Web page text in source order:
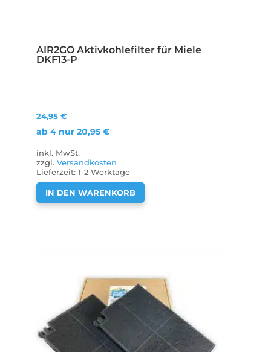
AIR2GO Aktivkohlefilter für Miele
DKF13-P
24,95 €
ab 4 nur 20,95 €
inkl. MwSt.
zzgl. Versandkosten
Lieferzeit: 1-2 Werktage
IN DEN WARENKORB